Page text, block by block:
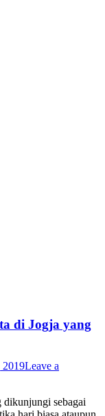
di Jogja yang
2019Leave a
dikunjungi sebagai